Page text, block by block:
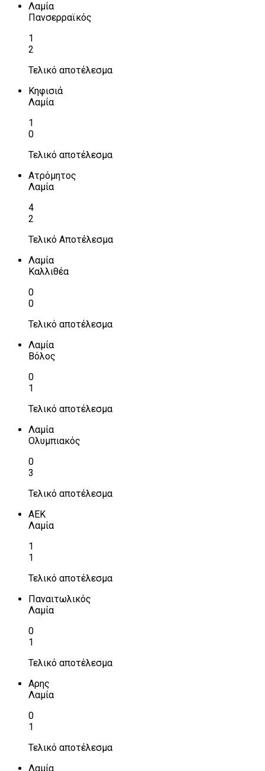
Λαμία
Πανσερραϊκός
1
2
Τελικό αποτέλεσμα
Κηφισιά
Λαμία
1
0
Τελικό αποτέλεσμα
Ατρόμητος
Λαμία
4
2
Τελικό Αποτέλεσμα
Λαμία
Καλλιθέα
0
0
Τελικό αποτέλεσμα
Λαμία
Βόλος
0
1
Τελικό αποτέλεσμα
Λαμία
Ολυμπιακός
0
3
Τελικό αποτέλεσμα
ΑΕΚ
Λαμία
1
1
Τελικό αποτέλεσμα
Παναιτωλικός
Λαμία
0
1
Τελικό αποτέλεσμα
Αρης
Λαμία
0
1
Τελικό αποτέλεσμα
Λαμία